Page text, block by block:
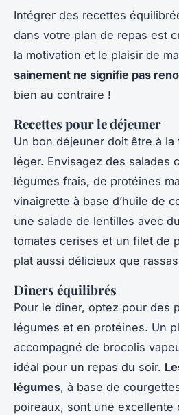
Intégrer des recettes
dans votre plan de repas est
la motivation et le plaisir de
sainement ne signifie pas
bien au contraire !
Recettes pour le déjeuner
Un bon déjeuner doit être à
léger. Envisagez des salades
légumes frais, de protéines
vinaigrette à base d’huile de
une salade de lentilles avec
tomates cerises et un filet de
plat aussi délicieux que
Dîners équilibrés
Pour le dîner, optez pour des
légumes et en protéines. Un
accompagné de brocolis
idéal pour un repas du soir.
légumes, à base de
poireaux, sont une excellente